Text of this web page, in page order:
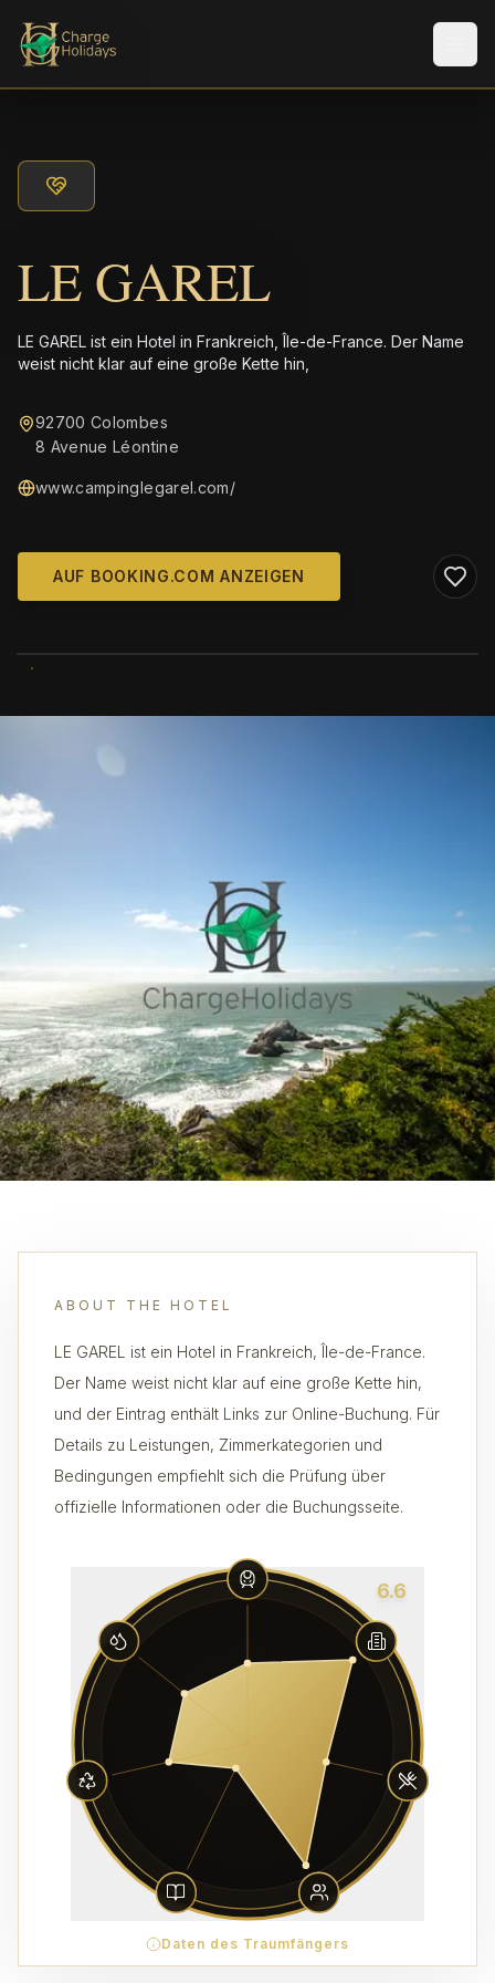
LE GAREL
LE GAREL ist ein Hotel in Frankreich, Île-de-France. Der Name
weist nicht klar auf eine große Kette hin,
92700 Colombes
8 Avenue Léontine
www.campinglegarel.com/
AUF BOOKING.COM ANZEIGEN
ABOUT THE HOTEL
LE GAREL ist ein Hotel in Frankreich, Île-de-France.
Der Name weist nicht klar auf eine große Kette hin,
und der Eintrag enthält Links zur Online-Buchung. Für
Details zu Leistungen, Zimmerkategorien und
Bedingungen empfiehlt sich die Prüfung über
offizielle Informationen oder die Buchungsseite.
6.6
Daten des Traumfängers